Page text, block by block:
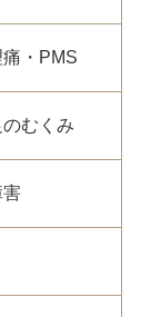
・PMS
むくみ
害